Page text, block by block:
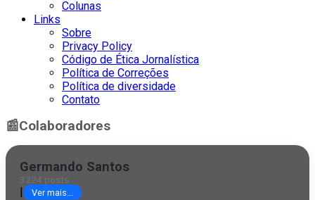
Colunas
Links
Sobre
Privacy Policy
Código de Ética Jornalística
Política de Correções
Política de diversidade
Contato
📰Colaboradores
Germando Santos
3224 posts
| Ver mais...